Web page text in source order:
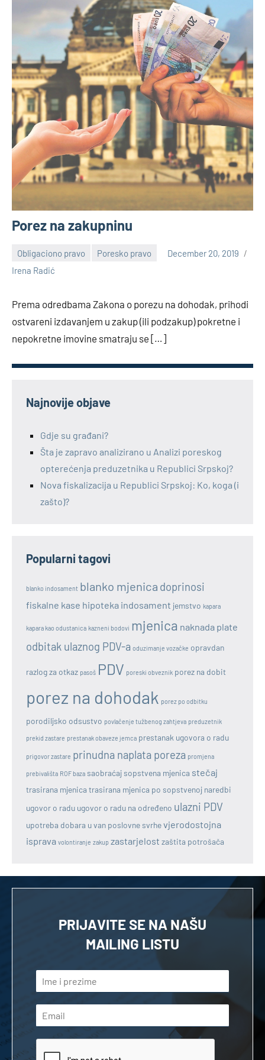
Porez na zakupninu
Obligaciono pravo Poresko pravo
December 20, 2019
Irena Radić
1
Prema odredbama Zakona o porezu na dohodak, prihodi
ostvareni izdavanjem u zakup (ili podzakup) pokretne i
nepokretne imovine smatraju se […]
Najnovije objave
Gdje su građani?
Šta je zapravo analizirano u Analizi poreskog
opterećenja preduzetnika u Republici Srpskoj?
Nova fiskalizacija u Republici Srpskoj: Ko, koga (i
zašto)?
Popularni tagovi
blanko indosament blanko mjenica doprinosi
fiskalne kase hipoteka indosament jemstvo kapara
kapara kao odustanica kazneni bodovi mjenica naknada plate
odbitak ulaznog PDV-a oduzimanje vozačke opravdan
razlog za otkaz pasoš PDV poreski obveznik porez na dobit
porez na dohodak porez po odbitku
porodiljsko odsustvo povlačenje tužbenog zahtjeva preduzetnik
prekid zastare prestanak obaveze jemca prestanak ugovora o radu
prigovor zastare prinudna naplata poreza promjena
prebivališta ROF baza saobraćaj sopstvena mjenica stečaj
trasirana mjenica trasirana mjenica po sopstvenoj naredbi
ugovor o radu ugovor o radu na određeno ulazni PDV
upotreba dobara u van poslovne svrhevjerodostojna
isprava volontiranje zakup zastarjelost zaštita potrošača
PRIJAVITE SE NA NAŠU
MAILING LISTU